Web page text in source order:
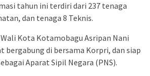
tahun ini terdiri dari 237 tenaga
dan tenaga 8 Teknis.
Kota Kotamobagu Asripan Nani
bergabung di bersama Korpri, dan siap
Aparat Sipil Negara (PNS).